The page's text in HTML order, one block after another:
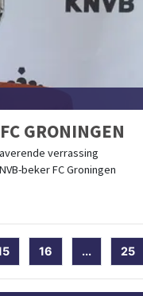
GRONINGEN
verrassing
beker FC Groningen
16 ... 25